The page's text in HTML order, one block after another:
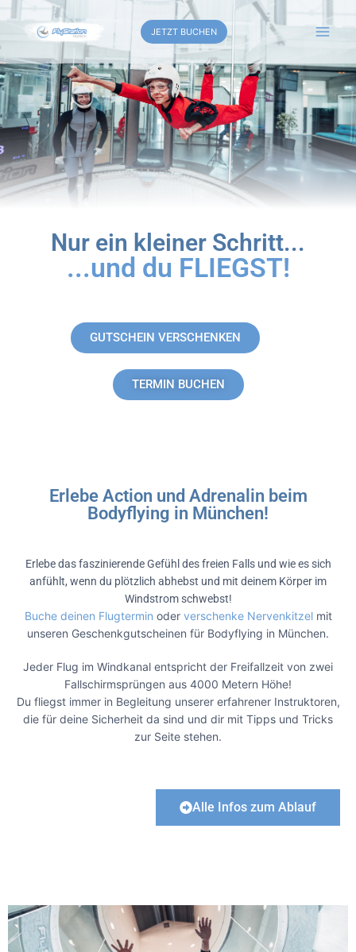
JETZT BUCHEN
Nur ein kleiner Schritt...
...und du FLIEGST!
GUTSCHEIN VERSCHENKEN
TERMIN BUCHEN
Erlebe Action und Adrenalin beim
Bodyflying in München!
Erlebe das faszinierende Gefühl des freien Falls und wie es sich
anfühlt, wenn du plötzlich abhebst und mit deinem Körper im
Windstrom schwebst!
Buche deinen Flugtermin oder verschenke Nervenkitzelmit
unseren Geschenkgutscheinen für Bodyflying in München.
Jeder Flug im Windkanal entspricht der Freifallzeit von zwei
Fallschirmsprüngen aus 4000 Metern Höhe!
Du fliegst immer in Begleitung unserer erfahrener Instruktoren,
die für deine Sicherheit da sind und dir mit Tipps und Tricks
zur Seite stehen.
Alle Infos zum Ablauf